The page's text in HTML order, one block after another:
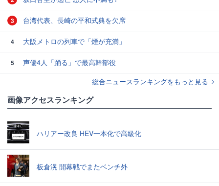
3 台湾代表、長崎の平和式典を欠席
4 大阪メトロの列車で「煙が充満」
5
声優4人「踊る」で最高幹部役
総合ニュースランキングをもっと見る
画像アクセスランキング
ハリアー改良 HEV一本化で高級化
板倉滉 開幕戦でまたベンチ外